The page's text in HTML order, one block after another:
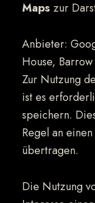
Maps zur
Anbieter:
House,
Zur Nutzung
ist es
speichern.
Regel an
übertragen.
Die Nutzung